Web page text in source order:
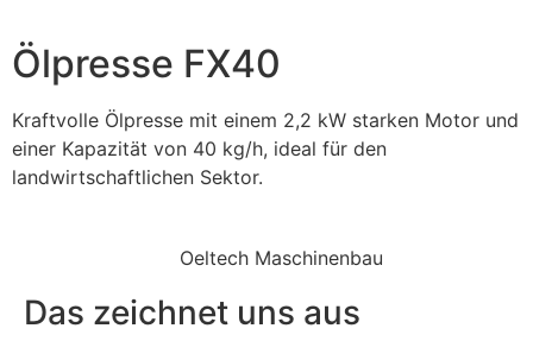
Ölpresse FX40
Kraftvolle Ölpresse mit einem 2,2 kW starken Motor und
einer Kapazität von 40 kg/h, ideal für den
landwirtschaftlichen Sektor.
Oeltech Maschinenbau
Das zeichnet uns aus